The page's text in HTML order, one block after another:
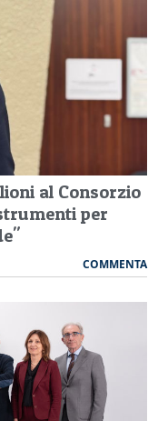
al Consorzio
per
COMMENTA